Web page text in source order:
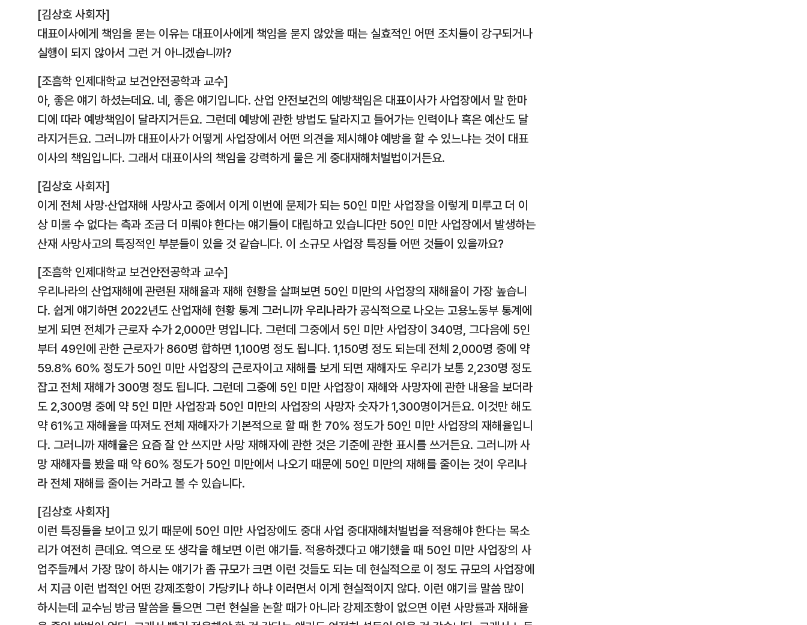
[김상호 사회자]
대표이사에게 책임을 묻는 이유는 대표이사에게 책임을 묻지 않았을 때는 실효적인 어떤 조치들이 강구되거나
실행이 되지 않아서 그런 거 아니겠습니까?
[조흠학 인제대학교 보건안전공학과 교수]
아, 좋은 얘기 하셨는데요. 네, 좋은 얘기입니다. 산업 안전보건의 예방책임은 대표이사가 사업장에서 말 한마
디에 따라 예방책임이 달라지거든요. 그런데 예방에 관한 방법도 달라지고 들어가는 인력이나 혹은 예산도 달
라지거든요. 그러니까 대표이사가 어떻게 사업장에서 어떤 의견을 제시해야 예방을 할 수 있느냐는 것이 대표
이사의 책임입니다. 그래서 대표이사의 책임을 강력하게 물은 게 중대재해처벌법이거든요.
[김상호 사회자]
이게 전체 사망·산업재해 사망사고 중에서 이게 이번에 문제가 되는 50인 미만 사업장을 이렇게 미루고 더 이
상 미룰 수 없다는 측과 조금 더 미뤄야 한다는 얘기들이 대립하고 있습니다만 50인 미만 사업장에서 발생하는
산재 사망사고의 특징적인 부분들이 있을 것 같습니다. 이 소규모 사업장 특징들 어떤 것들이 있을까요?
[조흠학 인제대학교 보건안전공학과 교수]
우리나라의 산업재해에 관련된 재해율과 재해 현황을 살펴보면 50인 미만의 사업장의 재해율이 가장 높습니
다. 쉽게 얘기하면 2022년도 산업재해 현황 통계 그러니까 우리나라가 공식적으로 나오는 고용노동부 통계에
보게 되면 전체가 근로자 수가 2,000만 명입니다. 그런데 그중에서 5인 미만 사업장이 340명, 그다음에 5인
부터 49인에 관한 근로자가 860명 합하면 1,100명 정도 됩니다. 1,150명 정도 되는데 전체 2,000명 중에 약
59.8% 60% 정도가 50인 미만 사업장의 근로자이고 재해를 보게 되면 재해자도 우리가 보통 2,230명 정도
잡고 전체 재해가 300명 정도 됩니다. 그런데 그중에 5인 미만 사업장이 재해와 사망자에 관한 내용을 보더라
도 2,300명 중에 약 5인 미만 사업장과 50인 미만의 사업장의 사망자 숫자가 1,300명이거든요. 이것만 해도
약 61%고 재해율을 따져도 전체 재해자가 기본적으로 할 때 한 70% 정도가 50인 미만 사업장의 재해율입니
다. 그러니까 재해율은 요즘 잘 안 쓰지만 사망 재해자에 관한 것은 기준에 관한 표시를 쓰거든요. 그러니까 사
망 재해자를 봤을 때 약 60% 정도가 50인 미만에서 나오기 때문에 50인 미만의 재해를 줄이는 것이 우리나
라 전체 재해를 줄이는 거라고 볼 수 있습니다.
[김상호 사회자]
이런 특징들을 보이고 있기 때문에 50인 미만 사업장에도 중대 사업 중대재해처벌법을 적용해야 한다는 목소
리가 여전히 큰데요. 역으로 또 생각을 해보면 이런 얘기들. 적용하겠다고 얘기했을 때 50인 미만 사업장의 사
업주들께서 가장 많이 하시는 얘기가 좀 규모가 크면 이런 것들도 되는 데 현실적으로 이 정도 규모의 사업장에
서 지금 이런 법적인 어떤 강제조항이 가당키나 하냐 이러면서 이게 현실적이지 않다. 이런 얘기를 말씀 많이
하시는데 교수님 방금 말씀을 들으면 그런 현실을 논할 때가 아니라 강제조항이 없으면 이런 사망률과 재해율